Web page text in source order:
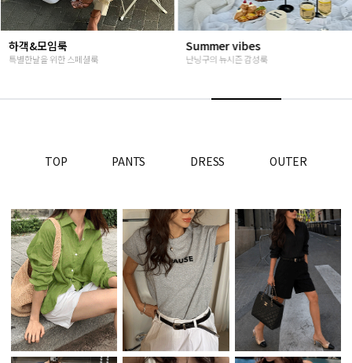
Summer vibes
난닝구의 뉴시즌 감성룩
베스트재진행
고객님들이 인정해주신 Steady seller
TOP PANTS DRESS OUTER